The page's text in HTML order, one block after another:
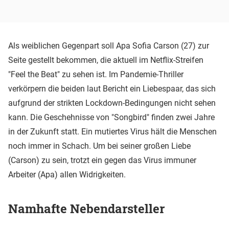
Als weiblichen Gegenpart soll Apa Sofia Carson (27) zur
Seite gestellt bekommen, die aktuell im Netflix-Streifen
"Feel the Beat" zu sehen ist. Im Pandemie-Thriller
verkörpern die beiden laut Bericht ein Liebespaar, das sich
aufgrund der strikten Lockdown-Bedingungen nicht sehen
kann. Die Geschehnisse von "Songbird" finden zwei Jahre
in der Zukunft statt. Ein mutiertes Virus hält die Menschen
noch immer in Schach. Um bei seiner großen Liebe
(Carson) zu sein, trotzt ein gegen das Virus immuner
Arbeiter (Apa) allen Widrigkeiten.
Namhafte Nebendarsteller